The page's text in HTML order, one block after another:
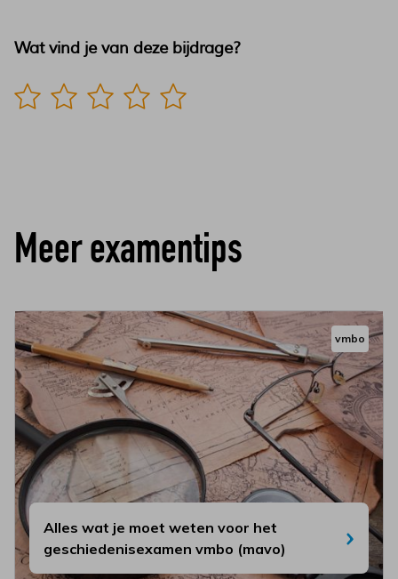
Meer examentips
vmbo
Alles wat je moet weten voor het
geschiedenisexamen vmbo (mavo)